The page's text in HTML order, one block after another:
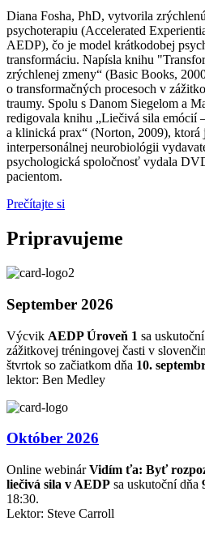
Diana Fosha, PhD, vytvorila
psychoterapiu (Accelerated
AEDP), čo je model krátkodobej
transformáciu. Napísla knihu
zrýchlenej zmeny“ (Basic Books,
o transformačných procesoch v
traumy. Spolu s Danom Siegelom a
redigovala knihu „Liečivá sila emócií
a klinická prax“ (Norton, 2009), ktorá
interpersonálnej neurobiológii
psychologická spoločnosť vydala
pacientom.
Prečítajte si
Pripravujeme
September 2026
Výcvik AEDP Úroveň 1 sa
zážitkovej tréningovej časti v
štvrtok so začiatkom dňa 10.
lektor: Ben Medley
Október 2026
Online webinárVidím ťa: Byť
liečivá sila v AEDP sa uskutoční dňa
18:30.
Lektor: Steve Carroll